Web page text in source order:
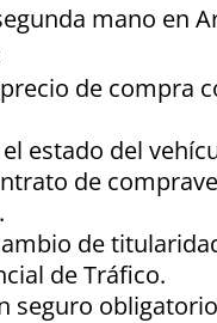
mano en
de compra
estado del
de
de
de Tráfico.
seguro